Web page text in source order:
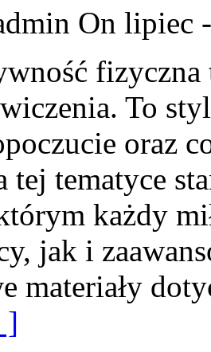
On lipiec
To
oraz
tej tematyce
każdy
jak i
materiały
]